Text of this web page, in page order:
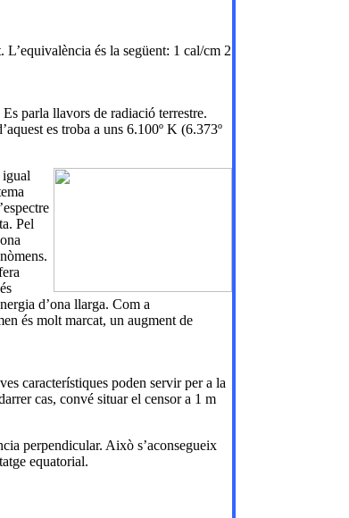
és la següent: 1 cal/cm 2
parla llavors de radiació terrestre.
es troba a uns 6.100º K (6.373º
igual
Pel
d’ona llarga. Com a
és molt marcat, un augment de
característiques poden servir per a la
cas, convé situar el censor a 1 m
perpendicular. Això s’aconsegueix
equatorial.